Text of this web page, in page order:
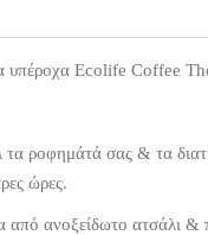
υπέροχα Ecolife Coffee
τα ροφημάτά σας & τα
ώρες.
από ανοξείδωτο ατσάλι